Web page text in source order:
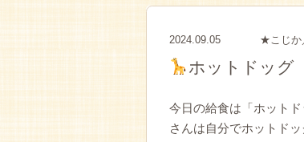
2024.09.05 ★こじか
ホットドッグ
今日の給食は「ホット
さんは自分でホットド